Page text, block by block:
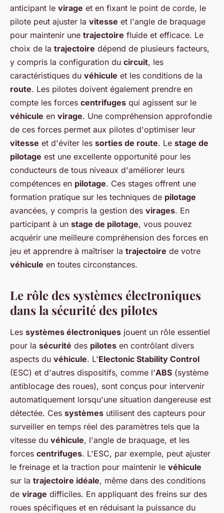
anticipant le virage et en fixant le point de corde, le
pilote peut ajuster la vitesse et l'angle de braquage
pour maintenir une trajectoire fluide et efficace. Le
choix de la trajectoire dépend de plusieurs facteurs,
y compris la configuration du circuit, les
caractéristiques du véhicule et les conditions de la
route. Les pilotes doivent également prendre en
compte les forces centrifuges qui agissent sur le
véhicule en virage. Une compréhension approfondie
de ces forces permet aux pilotes d'optimiser leur
vitesse et d'éviter les sorties de route. Le stage de
pilotage est une excellente opportunité pour les
conducteurs de tous niveaux d'améliorer leurs
compétences en pilotage. Ces stages offrent une
formation pratique sur les techniques de pilotage
avancées, y compris la gestion des virages. En
participant à un stage de pilotage, vous pouvez
acquérir une meilleure compréhension des forces en
jeu et apprendre à maîtriser la trajectoire de votre
véhicule en toutes circonstances.
Le rôle des systèmes électroniques
dans la sécurité des pilotes
Les systèmes électroniques jouent un rôle essentiel
pour la sécurité des pilotes en contrôlant divers
aspects du véhicule. L'Electonic Stability Control
(ESC) et d'autres dispositifs, comme l'ABS (système
antiblocage des roues), sont conçus pour intervenir
automatiquement lorsqu'une situation dangereuse est
détectée. Ces systèmes utilisent des capteurs pour
surveiller en temps réel des paramètres tels que la
vitesse du véhicule, l'angle de braquage, et les
forces centrifuges. L'ESC, par exemple, peut ajuster
le freinage et la traction pour maintenir le véhicule
sur la trajectoire idéale, même dans des conditions
de virage difficiles. En appliquant des freins sur des
roues spécifiques et en réduisant la puissance du